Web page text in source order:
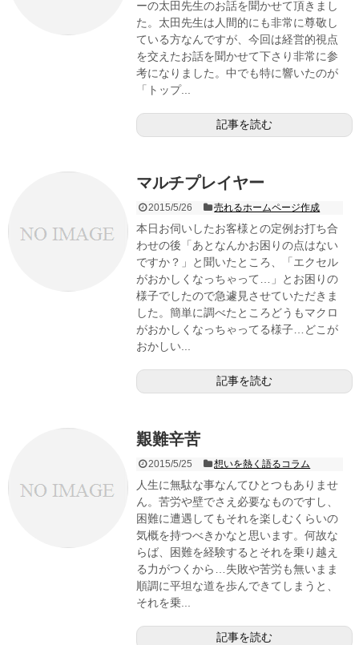
ーの太田先生のお話を聞かせて頂きまし
た。太田先生は人間的にも非常に尊敬し
ている方なんですが、今回は経営的視点
を交えたお話を聞かせて下さり非常に参
考になりました。中でも特に響いたのが
「トップ...
記事を読む
マルチプレイヤー
2015/5/26 売れるホームページ作成
本日お伺いしたお客様との定例お打ち合
わせの後「あとなんかお困りの点はない
ですか？」と聞いたところ、「エクセル
がおかしくなっちゃって…」とお困りの
様子でしたので急遽見させていただきま
した。簡単に調べたところどうもマクロ
がおかしくなっちゃってる様子…どこが
おかしい...
記事を読む
艱難辛苦
2015/5/25 想いを熱く語るコラム
人生に無駄な事なんてひとつもありませ
ん。苦労や壁でさえ必要なものですし、
困難に遭遇してもそれを楽しむくらいの
気概を持つべきかなと思います。何故な
らば、困難を経験するとそれを乗り越え
る力がつくから…失敗や苦労も無いまま
順調に平坦な道を歩んできてしまうと、
それを乗...
記事を読む